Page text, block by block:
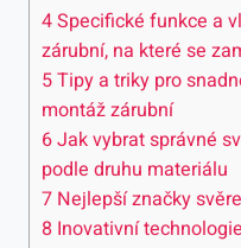
4Specifické funkce a
zárubní, na které se
5Tipy a triky pro
montáž zárubní
6Jak vybrat správné
podle druhu materiálu
7 Nejlepší značky
8 Inovativní